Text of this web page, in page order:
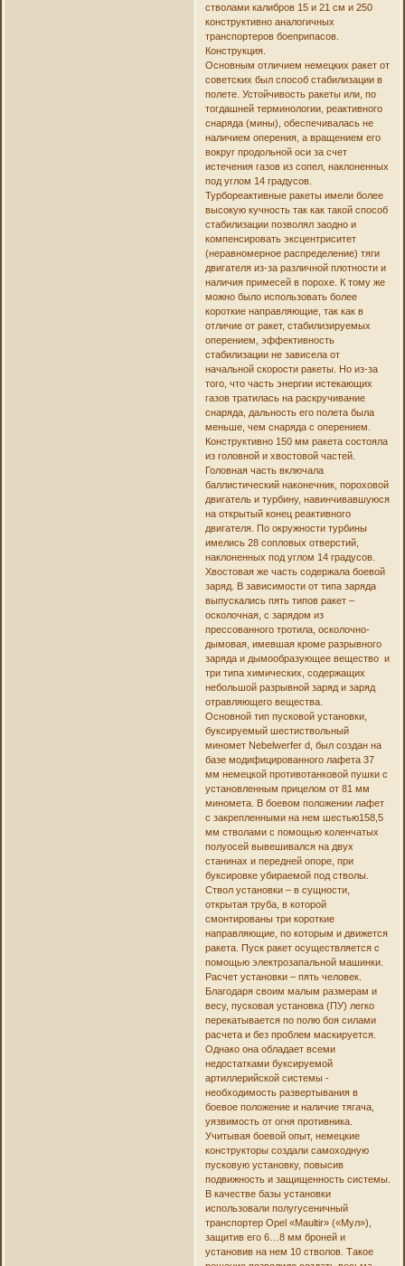
стволами калибров 15 и 21 см и 250
конструктивно аналогичных
транспортеров боеприпасов.
Конструкция.
Основным отличием немецких ракет от
советских был способ стабилизации в
полете. Устойчивость ракеты или, по
тогдашней терминологии, реактивного
снаряда (мины), обеспечивалась не
наличием оперения, а вращением его
вокруг продольной оси за счет
истечения газов из сопел, наклоненных
под углом 14 градусов.
Турбореактивные ракеты имели более
высокую кучность так как такой способ
стабилизации позволял заодно и
компенсировать эксцентриситет
(неравномерное распределение) тяги
двигателя из-за различной плотности и
наличия примесей в порохе. К тому же
можно было использовать более
короткие направляющие, так как в
отличие от ракет, стабилизируемых
оперением, эффективность
стабилизации не зависела от
начальной скорости ракеты. Но из-за
того, что часть энергии истекающих
газов тратилась на раскручивание
снаряда, дальность его полета была
меньше, чем снаряда с оперением.
Конструктивно 150 мм ракета состояла
из головной и хвостовой частей.
Головная часть включала
баллистический наконечник, пороховой
двигатель и турбину, навинчивавшуюся
на открытый конец реактивного
двигателя. По окружности турбины
имелись 28 сопловых отверстий,
наклоненных под углом 14 градусов.
Хвостовая же часть содержала боевой
заряд. В зависимости от типа заряда
выпускались пять типов ракет –
осколочная, с зарядом из
прессованного тротила, осколочно-
дымовая, имевшая кроме разрывного
заряда и дымообразующее вещество и
три типа химических, содержащих
небольшой разрывной заряд и заряд
отравляющего вещества.
Основной тип пусковой установки,
буксируемый шестиствольный
миномет Nebelwerfer d, был создан на
базе модифицированного лафета 37
мм немецкой противотанковой пушки с
установленным прицелом от 81 мм
миномета. В боевом положении лафет
с закрепленными на нем шестью158,5
мм стволами с помощью коленчатых
полуосей вывешивался на двух
станинах и передней опоре, при
буксировке убираемой под стволы.
Ствол установки – в сущности,
открытая труба, в которой
смонтированы три короткие
направляющие, по которым и движется
ракета. Пуск ракет осуществляется с
помощью электрозапальной машинки.
Расчет установки – пять человек.
Благодаря своим малым размерам и
весу, пусковая установка (ПУ) легко
перекатывается по полю боя силами
расчета и без проблем маскируется.
Однако она обладает всеми
недостатками буксируемой
артиллерийской системы -
необходимость развертывания в
боевое положение и наличие тягача,
уязвимость от огня противника.
Учитывая боевой опыт, немецкие
конструкторы создали самоходную
пусковую установку, повысив
подвижность и защищенность системы.
В качестве базы установки
использовали полугусеничный
транспортер Opel «Maultir» («Мул»),
защитив его 6…8 мм броней и
установив на нем 10 стволов. Такое